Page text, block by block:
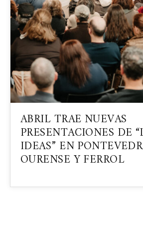
ABRIL TRAE NUEVAS
PRESENTACIONES DE
IDEAS” EN
OURENSE Y FERROL